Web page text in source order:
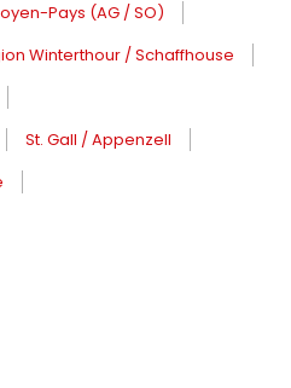
Pays (AG / SO)
Winterthour / Schaffhouse
St. Gall / Appenzell